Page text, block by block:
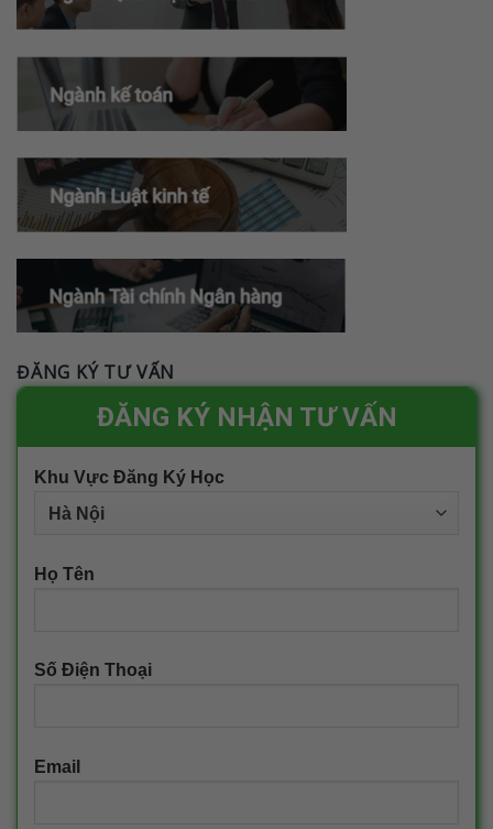
ĐĂNG KÝ TƯ VẤN
ĐĂNG KÝ NHẬN TƯ VẤN
Khu Vực Đăng Ký Học
Họ Tên
Số Điện Thoại
Email